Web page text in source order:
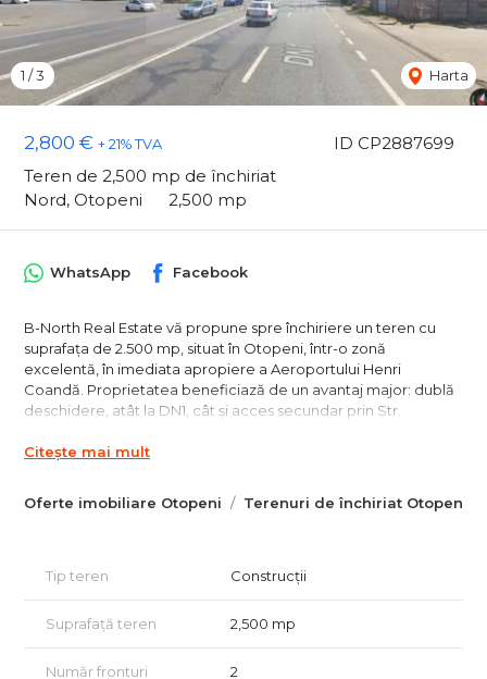
ID CP2887699
2,800 € + 21% TVA
Teren de 2,500 mp de închiriat
Nord, Otopeni
2,500 mp
1 /3 Harta
Oferte imobiliare Otopeni Terenuri de închiriat Otopeni
WhatsApp Facebook
B-North Real Estate vă propune spre închiriere un teren cu
suprafața de 2.500 mp, situat în Otopeni, într-o zonă
excelentă, în imediata apropiere a Aeroportului Henri
Coandă. Proprietatea beneficiază de un avantaj major: dublă
deschidere, atât la DN1, cât și acces secundar prin Str.
separată și organizarea eficientă a fluxului auto.
Showroom auto / expunere și vânzare mașini
Activități conexe auto (detailing, pregătire livrări, logistică
Avantaje cheie:
✅ 2.500 mp – suprafață generoasă, ușor de compartimentat
Citește mai mult
Tip teren Construcții
Suprafață teren 2,500 mp
Număr fronturi
2